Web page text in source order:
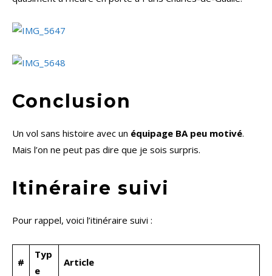
Conclusion
Un vol sans histoire avec un équipage BA peu motivé.
Mais l’on ne peut pas dire que je sois surpris.
Itinéraire suivi
Pour rappel, voici l’itinéraire suivi :
#
Typ
e
Article